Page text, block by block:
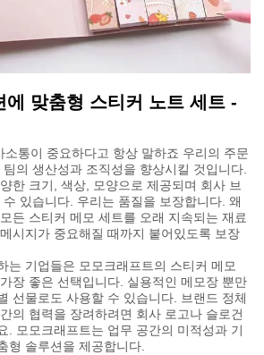
에 맞춤형 스티커 노트 세트 -
소통이 중요하다고 항상 말하죠 우리의 주문
의 생산성과 조직성을 향상시킬 것입니다.
한 크기, 색상, 모양으로 제공되며 회사 브
있습니다. 우리는 품질을 보장합니다. 왜
든 스티커 메모 세트를 오래 지속되는 재료
시지가 중요해질 때까지 붙어있도록 보장
는 기업들은 모모크래프트의 스티커 메모
장 좋은 선택입니다. 실용적인 메모장 뿐만
선물로도 사용할 수 있습니다. 브랜드 정체
의 협력을 장려하려면 회사 로고나 슬로건
. 모모크래프트는 업무 공간의 미적성과 기
형 솔루션을 제공합니다.